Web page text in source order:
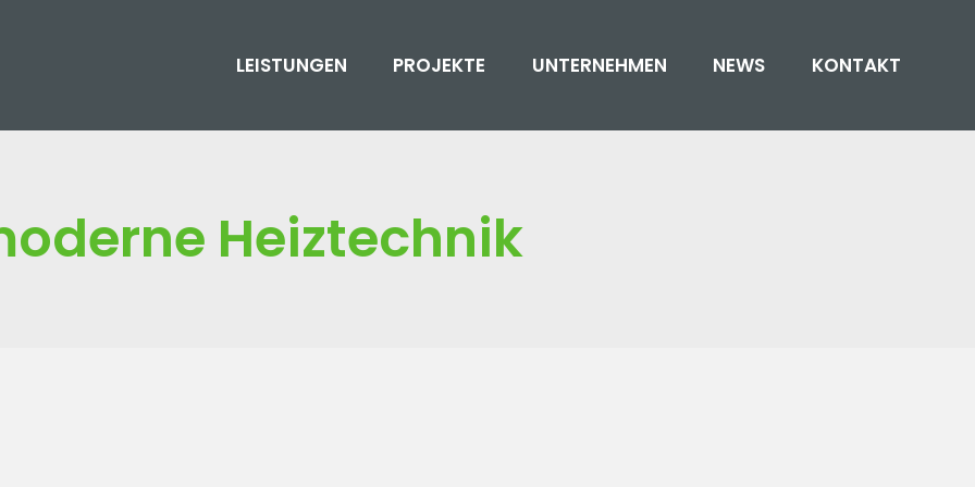
LEISTUNGEN PROJEKTE UNTERNEHMEN NEWS KONTAKT
Heiztechnik